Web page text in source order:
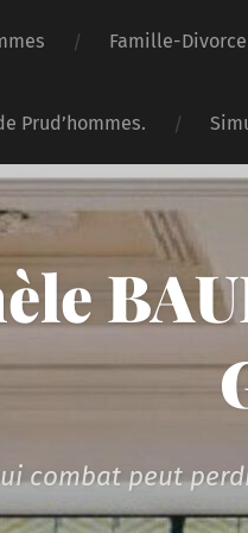
Famille-Divorce
Prud’hommes.
combat peut